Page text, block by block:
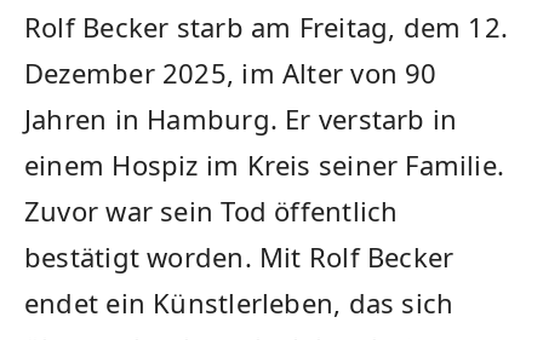
Rolf Becker starb am Freitag, dem 12.
Dezember 2025, im Alter von 90
Jahren in Hamburg. Er verstarb in
einem Hospiz im Kreis seiner Familie.
Zuvor war sein Tod öffentlich
bestätigt worden. Mit Rolf Becker
endet ein Künstlerleben, das sich